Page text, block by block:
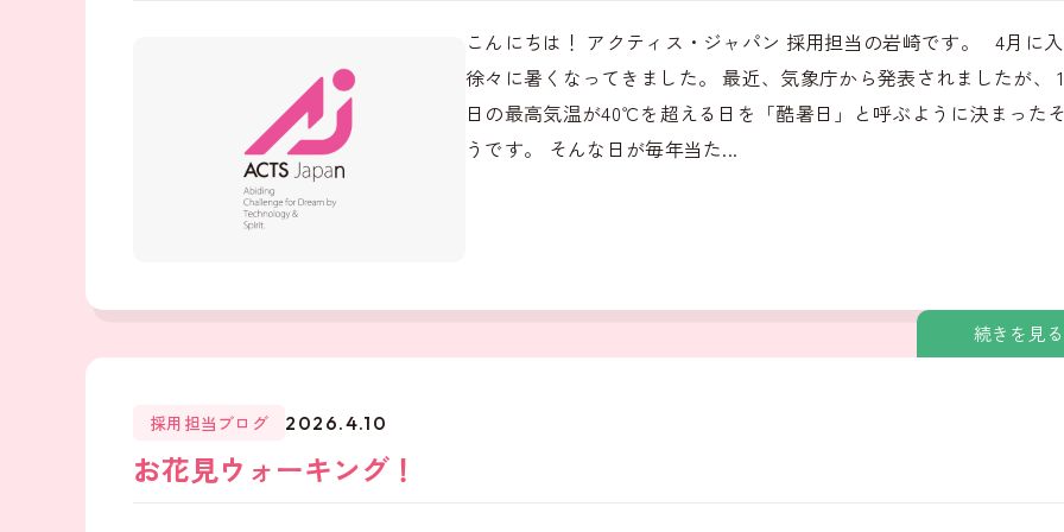
こんにちは！ アクティス・ジャパン 採用担当の岩崎です。 4月に入
徐々に暑くなってきました。 最近、気象庁から発表されましたが、 1
日の最高気温が40℃を超える日を「酷暑日」と呼ぶように決まったそ
うです。 そんな日が毎年当た...
続きを見る
採用担当ブログ 2026.4.10
お花見ウォーキング！